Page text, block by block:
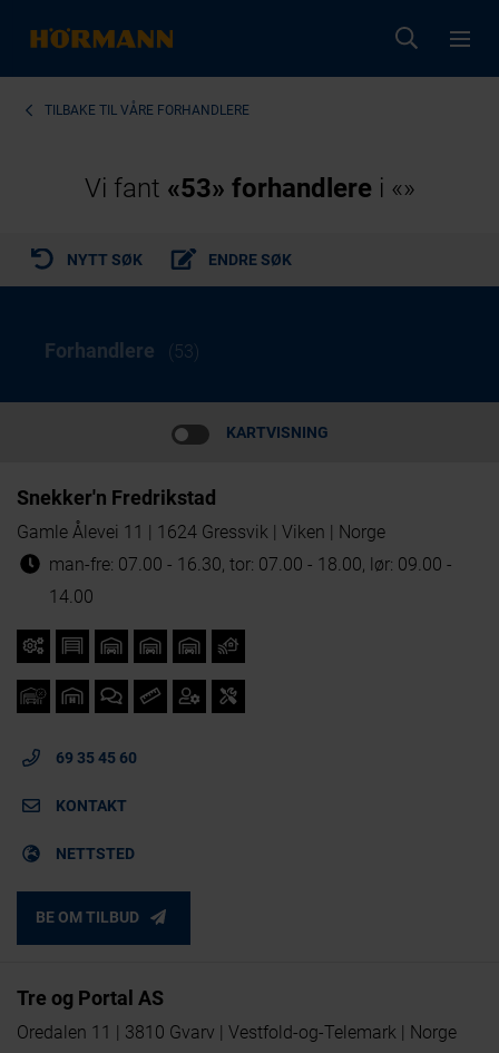
TILBAKE TILVÅRE FORHANDLERE
Vi fant «53» forhandlere i «»
NYTT SØK ENDRE SØK
Forhandlere
KARTVISNING
Snekker'n Fredrikstad
Gamle Ålevei 11 | 1624 Gressvik | Viken | Norge
man-fre: 07.00 - 16.30, tor: 07.00 - 18.00, lør: 09.00 -
14.00
69 35 45 60
KONTAKT
NETTSTED
BE OM TILBUD
Tre og Portal AS
Oredalen 11 | 3810 Gvarv | Vestfold-og-Telemark | Norge